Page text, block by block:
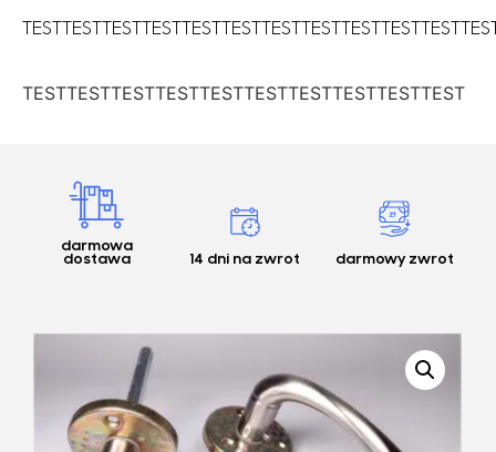
TESTTESTTESTTESTTESTTESTTESTTESTTESTTEST
darmowa
dostawa
14 dni na zwrot darmowy zwrot